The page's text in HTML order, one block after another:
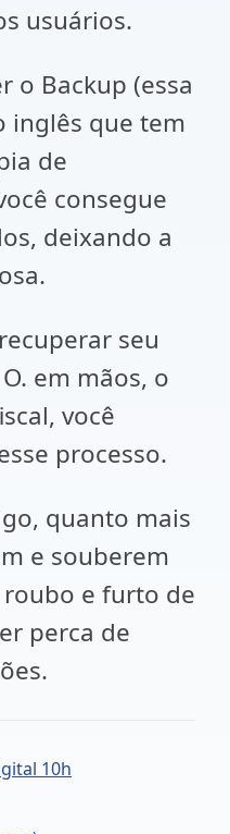
usuários.
o Backup (essa
inglês que tem
de
consegue
deixando a
seu
em mãos, o
você
processo.
quanto mais
e souberem
roubo e furto de
perca de
10h